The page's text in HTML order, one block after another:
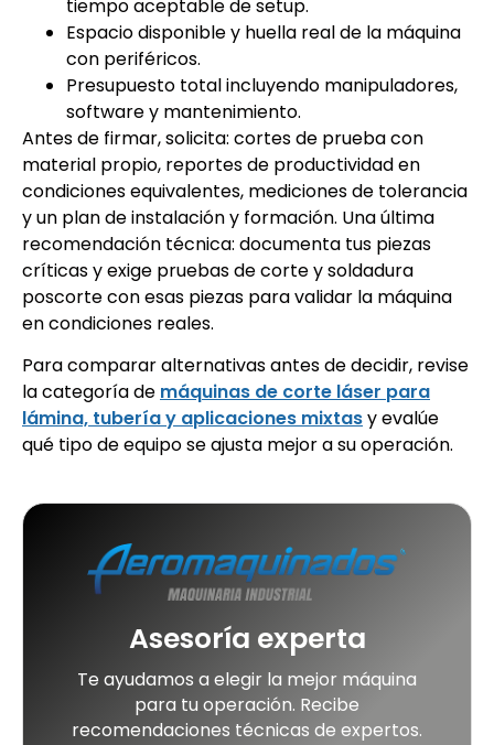
tiempo aceptable de setup.
Espacio disponible y huella real de la máquina
con periféricos.
Presupuesto total incluyendo manipuladores,
software y mantenimiento.
Antes de firmar, solicita: cortes de prueba con
material propio, reportes de productividad en
condiciones equivalentes, mediciones de tolerancia
y un plan de instalación y formación. Una última
recomendación técnica: documenta tus piezas
críticas y exige pruebas de corte y soldadura
poscorte con esas piezas para validar la máquina
en condiciones reales.
Para comparar alternativas antes de decidir, revise
la categoría de máquinas de corte láser para
lámina, tubería y aplicaciones mixtasy evalúe
qué tipo de equipo se ajusta mejor a su operación.
Asesoría experta
Te ayudamos a elegir la mejor máquina
para tu operación. Recibe
recomendaciones técnicas de expertos.